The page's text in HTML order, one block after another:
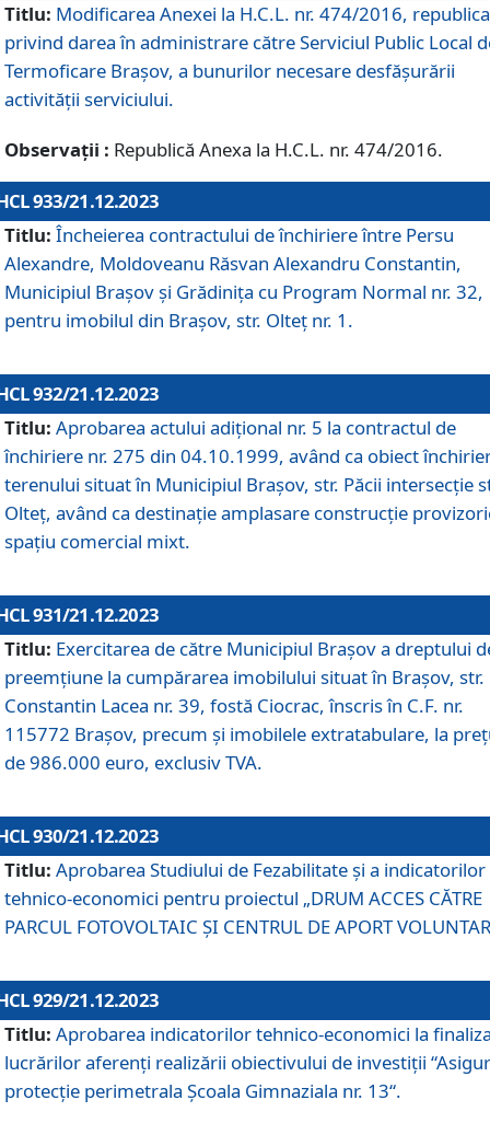
Titlu: Modificarea Anexei la H.C.L. nr. 474/2016,
privind darea în administrare către Serviciul Public Local
Termoficare Braşov, a bunurilor necesare desfăşurării
activităţii serviciului.
Observații : Republică Anexa la H.C.L. nr. 474/2016.
933/21.12.2023
Titlu: Încheierea contractului de închiriere între Persu
Alexandre, Moldoveanu Răsvan Alexandru Constantin,
Municipiul Braşov şi Grădinița cu Program Normal nr. 32,
pentru imobilul din Brașov, str. Olteț nr. 1.
932/21.12.2023
Titlu: Aprobarea actului adițional nr. 5 la contractul de
închiriere nr. 275 din 04.10.1999, având ca obiect
terenului situat în Municipiul Brașov, str. Păcii intersecție
Olteț, având ca destinație amplasare construcție
spațiu comercial mixt.
931/21.12.2023
Titlu: Exercitarea de către Municipiul Brașov a dreptului
preemțiune la cumpărarea imobilului situat în Brașov, str.
Constantin Lacea nr. 39, fostă Ciocrac, înscris în C.F. nr.
115772 Brașov, precum și imobilele extratabulare, la
de 986.000 euro, exclusiv TVA.
930/21.12.2023
Titlu: Aprobarea Studiului de Fezabilitate și a indicatorilor
tehnico-economici pentru proiectul „DRUM ACCES CĂTRE
PARCUL FOTOVOLTAIC ȘI CENTRUL DE APORT
929/21.12.2023
Titlu: Aprobarea indicatorilor tehnico-economici la
lucrărilor aferenți realizării obiectivului de investiții
protecție perimetrala Școala Gimnaziala nr. 13“.